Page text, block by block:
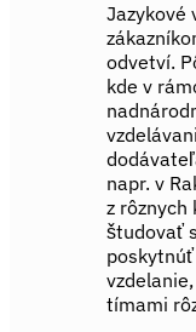
Jazykové
odvetví.
kde v
napr. v
z rôznych
študovať
tímami